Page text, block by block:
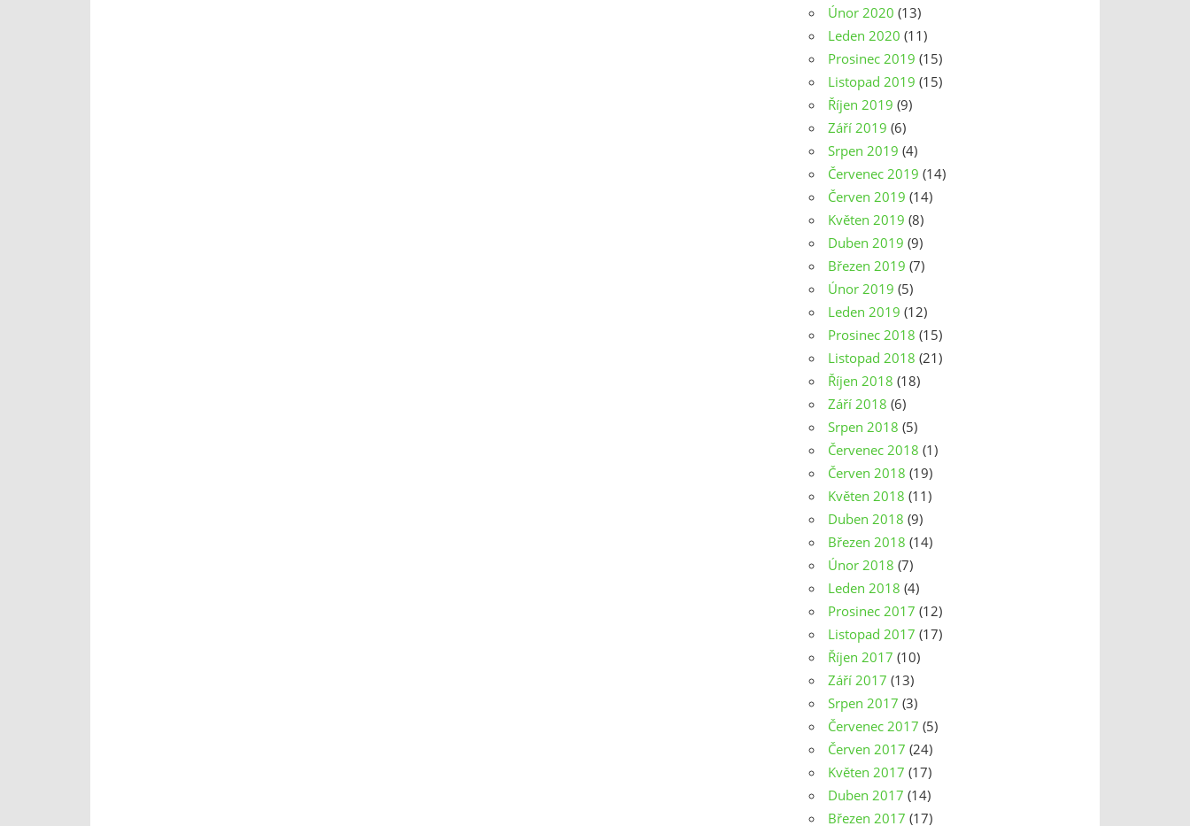
Únor 2020 (13)
Leden 2020 (11)
Prosinec 2019 (15)
Listopad 2019 (15)
Říjen 2019 (9)
Září 2019 (6)
Srpen 2019 (4)
Červenec 2019 (14)
Červen 2019 (14)
Květen 2019 (8)
Duben 2019 (9)
Březen 2019 (7)
Únor 2019 (5)
Leden 2019 (12)
Prosinec 2018 (15)
Listopad 2018 (21)
Říjen 2018 (18)
Září 2018 (6)
Srpen 2018 (5)
Červenec 2018 (1)
Červen 2018 (19)
Květen 2018 (11)
Duben 2018 (9)
Březen 2018 (14)
Únor 2018 (7)
Leden 2018 (4)
Prosinec 2017 (12)
Listopad 2017 (17)
Říjen 2017 (10)
Září 2017 (13)
Srpen 2017 (3)
Červenec 2017 (5)
Červen 2017 (24)
Květen 2017 (17)
Duben 2017 (14)
Březen 2017 (17)